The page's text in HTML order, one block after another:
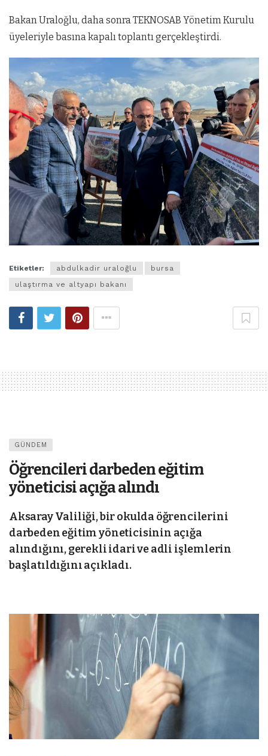
Bakan Uraloğlu, daha sonra TEKNOSAB Yönetim Kurulu
üyeleriyle basına kapalı toplantı gerçekleştirdi.
Etiketler: abdulkadir uraloğlu
bursa
ulaştırma ve altyapı bakanı
GÜNDEM
Öğrencileri darbeden eğitim
yöneticisi açığa alındı
Aksaray Valiliği, bir okulda öğrencilerini
darbeden eğitim yöneticisinin açığa
alındığını, gerekli idari ve adli işlemlerin
başlatıldığını açıkladı.